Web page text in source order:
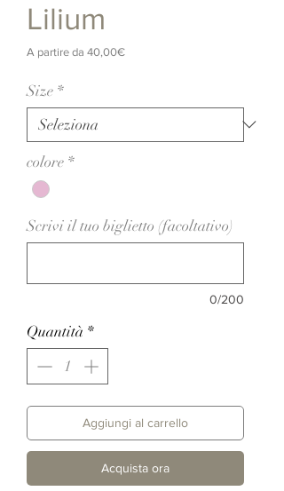
Lilium
A partire da 40,00€Prezzo
Size *
colore *
Scrivi il tuo biglietto (facoltativo)
0/200
Quantità *
Aggiungi al carrello
Acquista ora